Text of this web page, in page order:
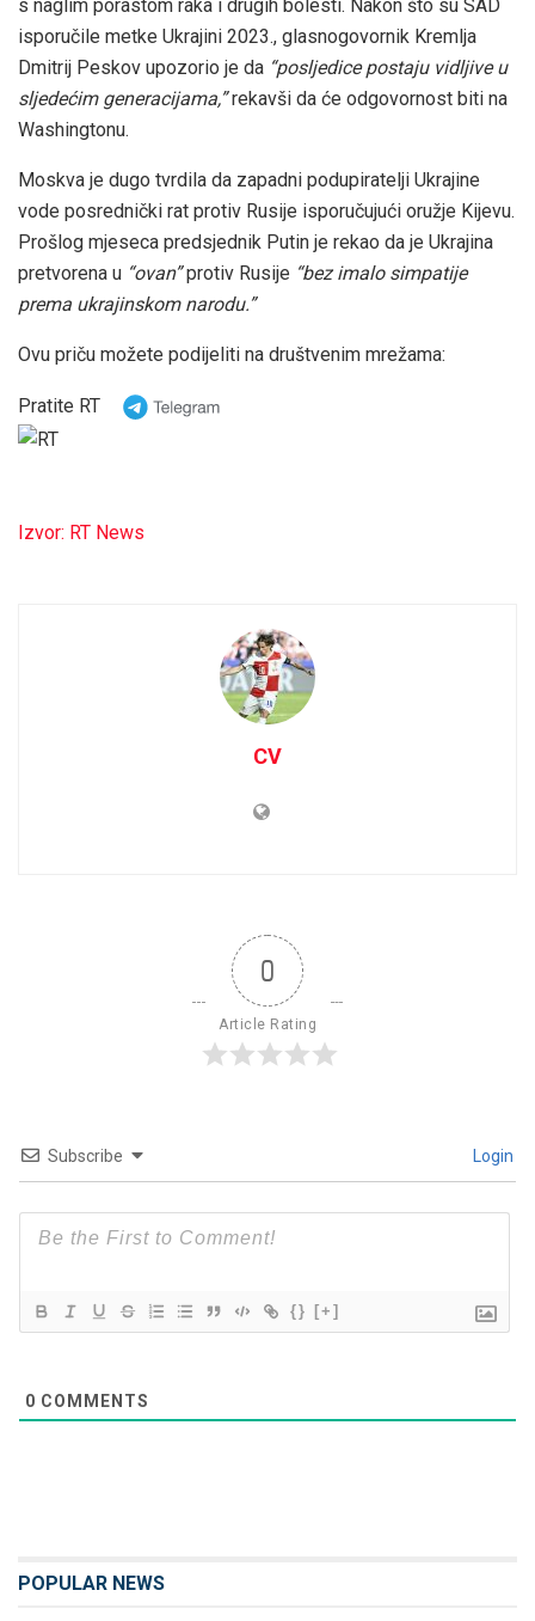
s naglim porastom raka i drugih bolesti. Nakon što su SAD
isporučile metke Ukrajini 2023., glasnogovornik Kremlja
Dmitrij Peskov upozorio je da “posljedice postaju vidljive u
sljedećim generacijama,”rekavši da će odgovornost biti na
Washingtonu.
Moskva je dugo tvrdila da zapadni podupiratelji Ukrajine
vode posrednički rat protiv Rusije isporučujući oružje Kijevu.
Prošlog mjeseca predsjednik Putin je rekao da je Ukrajina
pretvorena u “ovan”protiv Rusije “bez imalo simpatije
prema ukrajinskom narodu.”
Ovu priču možete podijeliti na društvenim mrežama:
Pratite RT
Izvor: RT News
CV
0
Article Rating
Subscribe Login
{} [+]
0 COMMENTS
POPULAR NEWS